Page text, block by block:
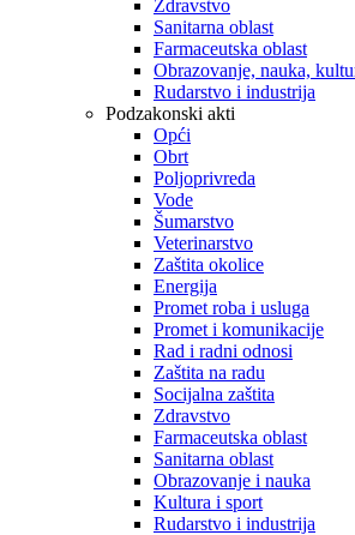
Zdravstvo
Sanitarna oblast
Farmaceutska oblast
Obrazovanje, nauka,
Rudarstvo i industrija
Podzakonski akti
Opći
Obrt
Poljoprivreda
Vode
Šumarstvo
Veterinarstvo
Zaštita okolice
Energija
Promet roba i usluga
Promet i komunikacije
Rad i radni odnosi
Zaštita na radu
Socijalna zaštita
Zdravstvo
Farmaceutska oblast
Sanitarna oblast
Obrazovanje i nauka
Kultura i sport
Rudarstvo i industrija